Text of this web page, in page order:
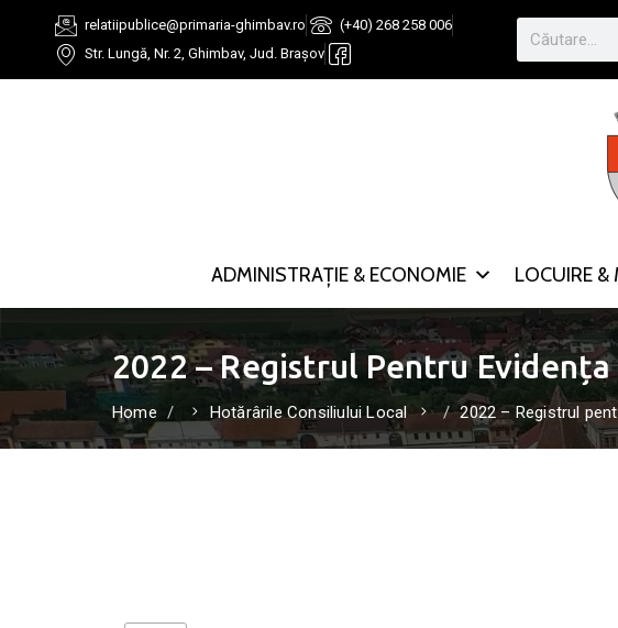
relatiipublice@primaria-ghimbav.ro
(+40) 268 258 006
Str. Lungă, Nr. 2, Ghimbav, Jud. Brașov
ADMINISTRAȚIE & ECONOMIE LOCUIRE &
2022 – Registrul Pentru
Home Hotărârile Consiliului Local 2022 – Registrul